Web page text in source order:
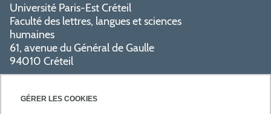
GÉRER LES COOKIES
Université Paris-Est Créteil
Faculté des lettres, langues et sciences
humaines
61, avenue du Général de Gaulle
94010 Créteil
PRATIQUE